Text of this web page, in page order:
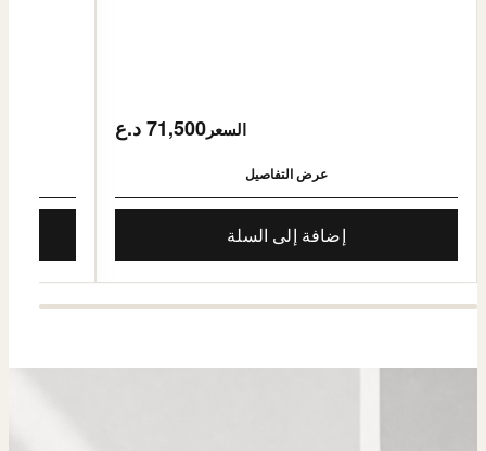
السعر71,500 د.ع
عرض التفاصيل
إضافة إلى السلة